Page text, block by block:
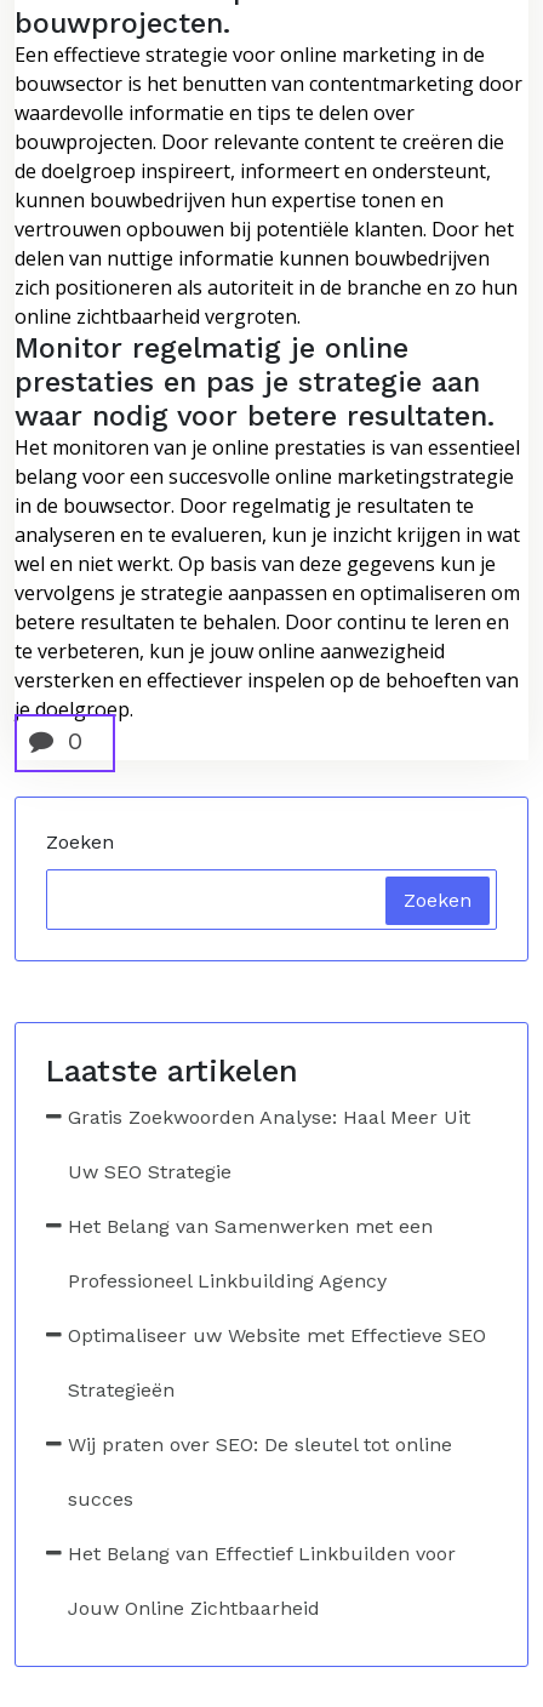
bouwprojecten.
Een effectieve strategie voor online marketing in de
bouwsector is het benutten van contentmarketing door
waardevolle informatie en tips te delen over
bouwprojecten. Door relevante content te creëren die
de doelgroep inspireert, informeert en ondersteunt,
kunnen bouwbedrijven hun expertise tonen en
vertrouwen opbouwen bij potentiële klanten. Door het
delen van nuttige informatie kunnen bouwbedrijven
zich positioneren als autoriteit in de branche en zo hun
online zichtbaarheid vergroten.
Monitor regelmatig je online
prestaties en pas je strategie aan
waar nodig voor betere resultaten.
Het monitoren van je online prestaties is van essentieel
belang voor een succesvolle online marketingstrategie
in de bouwsector. Door regelmatig je resultaten te
analyseren en te evalueren, kun je inzicht krijgen in wat
wel en niet werkt. Op basis van deze gegevens kun je
vervolgens je strategie aanpassen en optimaliseren om
betere resultaten te behalen. Door continu te leren en
te verbeteren, kun je jouw online aanwezigheid
versterken en effectiever inspelen op de behoeften van
je doelgroep.
0
Zoeken
Zoeken
Laatste artikelen
Gratis Zoekwoorden Analyse: Haal Meer Uit
Uw SEO Strategie
Het Belang van Samenwerken met een
Professioneel Linkbuilding Agency
Optimaliseer uw Website met Effectieve SEO
Strategieën
Wij praten over SEO: De sleutel tot online
succes
Het Belang van Effectief Linkbuilden voor
Jouw Online Zichtbaarheid